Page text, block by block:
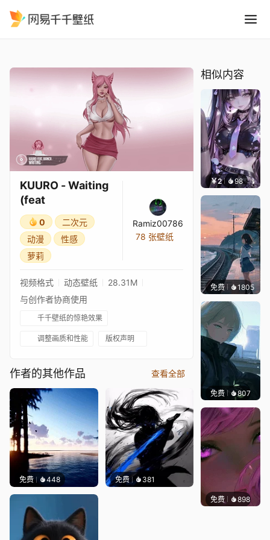
KUURO - Waiting
(feat
0
二次元
动漫
性感
萝莉
Ramiz00786
78 张壁纸
视频格式 动态壁纸
28.31M
与创作者协商使用
千千壁纸的惊艳效果
调整画质和性能 版权声明
作者的其他作品 查看全部
免费 448 免费 381
相似内容
￥2 98 辰东
免费 1805辰东
免费 807辰东
免费 898辰东